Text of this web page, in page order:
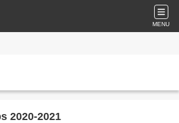
MENU
2020-2021